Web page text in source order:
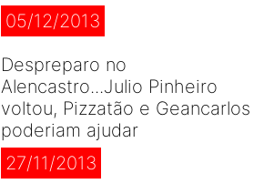
05/12/2013
Despreparo no
Alencastro...Julio Pinheiro
voltou, Pizzatão e Geancarlos
poderiam ajudar
27/11/2013